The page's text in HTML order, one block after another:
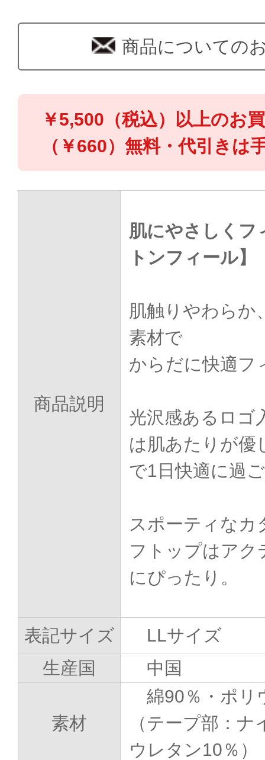
商品についての
￥5,500（税込）以上のお
（￥660）無料・代引きは
商品説明
肌にやさしくフ
トンフィール】
肌触りやわらか
素材で
からだに快適フ
光沢感あるロゴ
は肌あたりが優
で1日快適に過
スポーティなカ
フトップはアク
にぴったり。
表記サイズ
LLサイズ
生産国
中国
素材
綿90％・ポリ
（テープ部：
ウレタン10％）